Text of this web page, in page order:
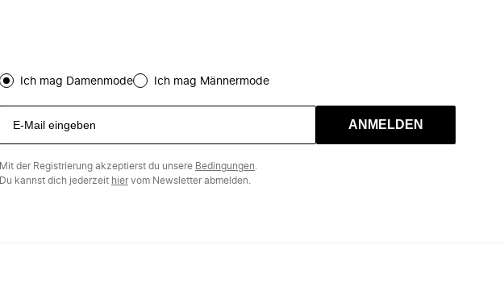
Ich mag Damenmode Ich mag Männermode
ANMELDEN
Mit der Registrierung akzeptierst du unsere Bedingungen
Du kannst dich jederzeit hiervom Newsletter abmelden.